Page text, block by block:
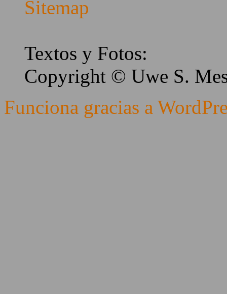
Sitemap
Textos y Fotos:
Copyright © Uwe S.
Funciona gracias a